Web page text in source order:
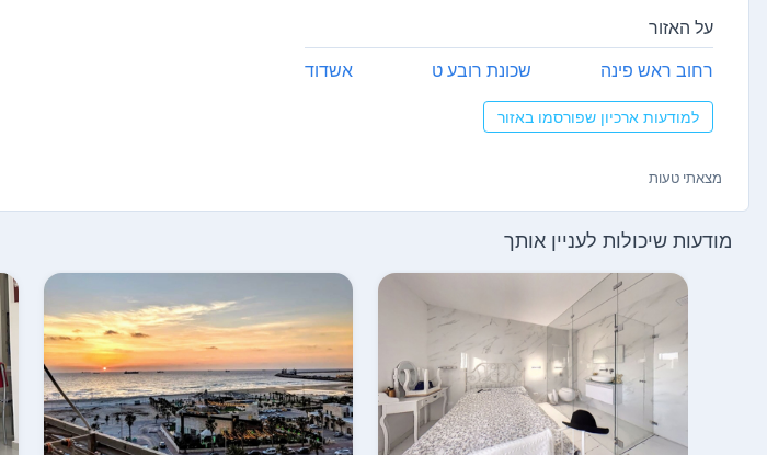
על האזור
רחוב ראש פינה שכונת רובע ט אשדוד
למודעות ארכיון שפורסמו באזור
מצאתי טעות
מודעות שיכולות לעניין אותך